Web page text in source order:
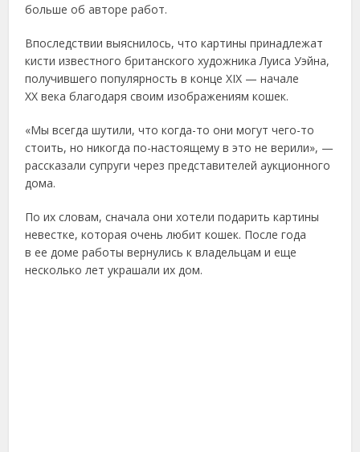
больше об авторе работ.
Впоследствии выяснилось, что картины принадлежат
кисти известного британского художника Луиса Уэйна,
получившего популярность в конце XIX — начале
XX века благодаря своим изображениям кошек.
«Мы всегда шутили, что когда-то они могут чего-то
стоить, но никогда по-настоящему в это не верили», —
рассказали супруги через представителей аукционного
дома.
По их словам, сначала они хотели подарить картины
невестке, которая очень любит кошек. После года
в ее доме работы вернулись к владельцам и еще
несколько лет украшали их дом.